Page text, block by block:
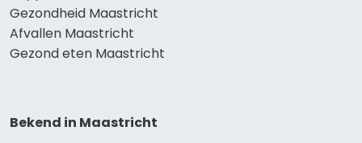
Gezondheid Maastricht
Afvallen Maastricht
Gezond eten Maastricht
Bekend in Maastricht